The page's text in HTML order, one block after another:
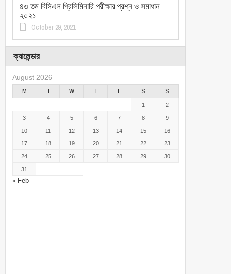
৪৩ তম বিসিএস প্রিলিমিনারি পরীক্ষার প্রশ্ন ও সমাধান
২০২১
October 29, 2021
ক্যালেন্ডার
August 2026
M T W T F S S
« Feb
1 2
3 4 5 6 7 8 9
10 11 12 13 14 15 16
17 18 19 20 21 22 23
24 25 26 27 28 29 30
31